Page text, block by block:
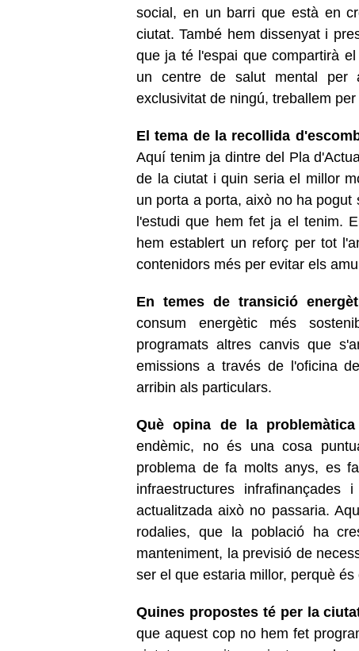
social, en un barri que està en
ciutat. També hem dissenyat i
que ja té l'espai que compartirà
un centre de salut mental per
exclusivitat de ningú, treballem per
El tema de la recollida
Aquí tenim ja dintre del Pla
de la ciutat i quin seria el millor
un porta a porta, això no ha
l'estudi que hem fet ja el tenim.
hem establert un reforç per tot
contenidors més per evitar els
En temes de transició
consum energètic més
programats altres canvis que
emissions a través de l'oficina
arribin als particulars.
Què opina de la
endèmic, no és una cosa
problema de fa molts anys, es
infraestructures
actualitzada això no passaria.
rodalies, que la població ha
manteniment, la previsió de
ser el que estaria millor, perquè
Quines propostes té per la
que aquest cop no hem fet